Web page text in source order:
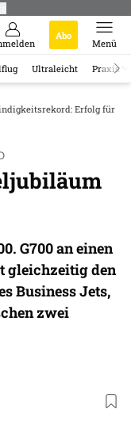
Abo
Menü
Ultraleicht Praxis
Erfolg für die
G700 an einen
gleichzeitig den
Business Jets,
zwei
Aerospace/Paul Bowen